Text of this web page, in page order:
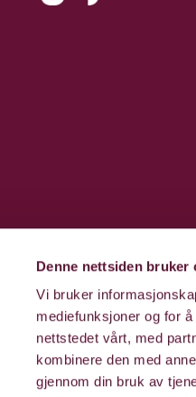
Denne nettsiden bruker
Vi bruker
mediefunksjoner og for
nettstedet vårt, med
kombinere den med
gjennom din bruk av